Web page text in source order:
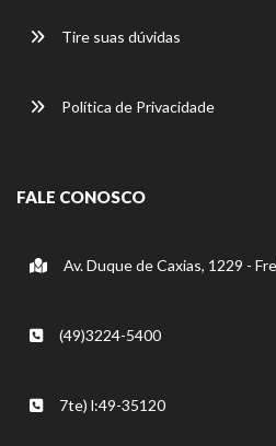
Tire suas dúvidas
Política de Privacidade
FALE CONOSCO
Av. Duque de Caxias, 1229 -
(49)3224-5400
7te) l:49-35120